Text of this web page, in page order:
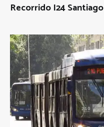
Recorrido I24 Santiago